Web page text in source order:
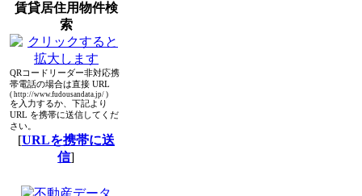
賃貸居住用物件検
索
QRコードリーダー非対応携
帯電話の場合は直接 URL
( http://www.fudousandata.jp/ )
を入力するか、下記より
URL を携帯に送信してくだ
さい。
[URLを携帯に送
信]